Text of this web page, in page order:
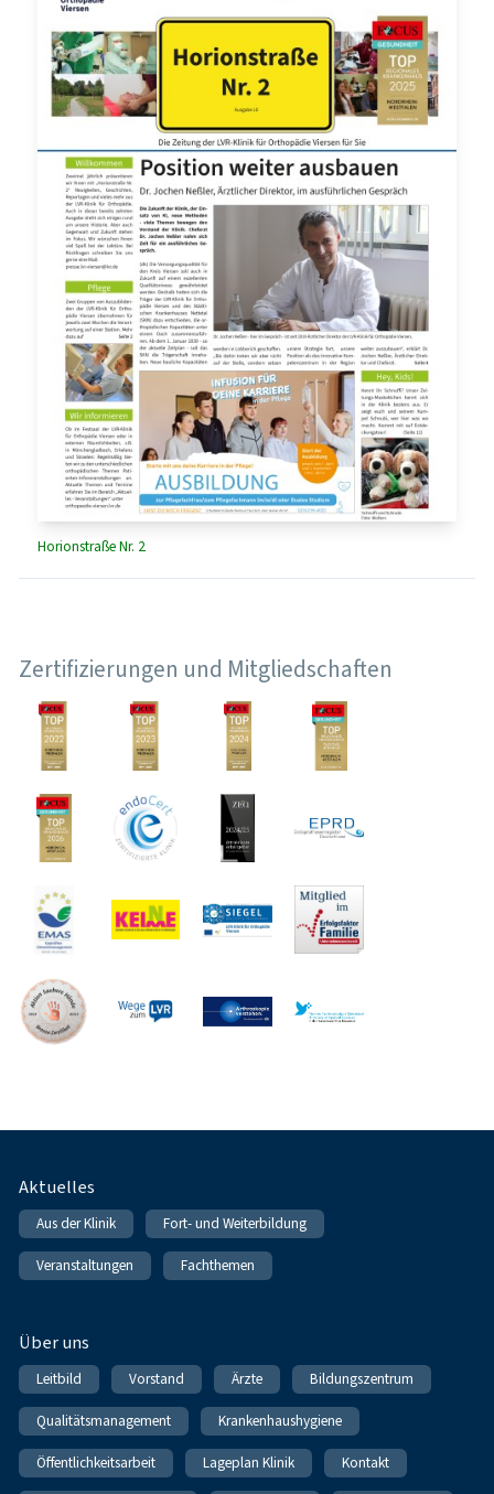
Horionstraße Nr. 2
Zertifizierungen und Mitgliedschaften
Fußnavigation
Aktuelles
Aus der Klinik Fort- und Weiterbildung
Veranstaltungen Fachthemen
Über uns
Leitbild Vorstand Ärzte Bildungszentrum
Qualitätsmanagement Krankenhaushygiene
Öffentlichkeitsarbeit Lageplan Klinik Kontakt